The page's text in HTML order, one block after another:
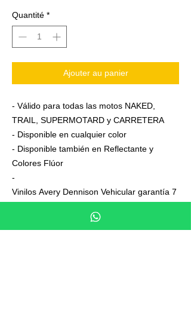
Quantité *
Ajouter au panier
- Válido para todas las motos NAKED,
TRAIL, SUPERMOTARD y CARRETERA
- Disponible en cualquier color
- Disponible también en Reflectante y
Colores Flúor
-
Vinilos Avery Dennison Vehicular garantía 7
- Junto a su pedido se adjuntan unas